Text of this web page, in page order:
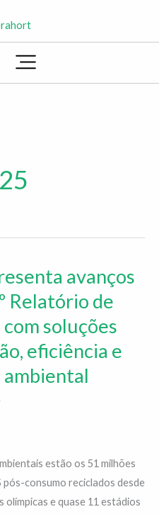
avanços
Relatório de
soluções
eficiência e
estão os 51 milhões
pós-consumo reciclados desde
olímpicas e quase 11 estádios